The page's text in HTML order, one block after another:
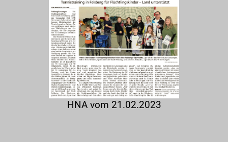
HNA vom 21.02.2023